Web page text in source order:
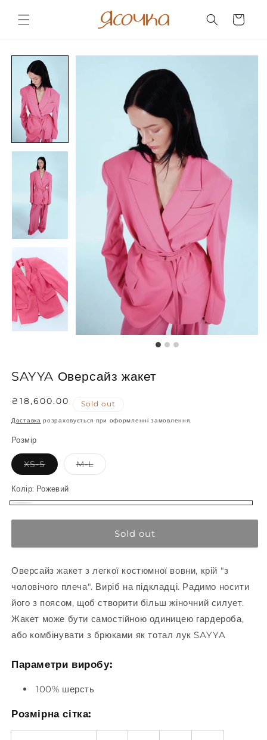
content
Cart
SAYYA Оверсайз жакет
Regular
₴18,600.00 Sold out
Доставка розраховується при оформленні замовлення.
Розмір
XS-SVariant
sold
or
M-LVariant
sold
Колір: Рожевий
unavailable
Sold out
Оверсайз жакет з легкої костюмної вовни, крій "з
чоловічого плеча". Виріб на підкладці. Радимо носити
його з поясом, щоб створити більш жіночний силует.
Жакет може бути самостійною одиницею гардероба,
або комбінувати з брюками як тотал лук SAYYA
Параметри виробу:
100% шерсть
Розмірна сітка: